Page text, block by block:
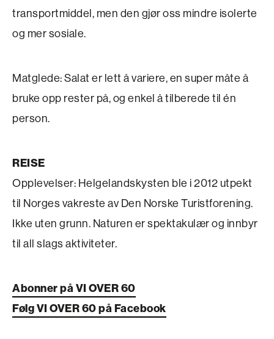
transportmiddel, men den gjør oss mindre isolerte
og mer sosiale.
Matglede: Salat er lett å variere, en super måte å
bruke opp rester på, og enkel å tilberede til én
person.
REISE
Opplevelser: Helgelandskysten ble i 2012 utpekt
til Norges vakreste av Den Norske Turistforening.
Ikke uten grunn. Naturen er spektakulær og innbyr
til all slags aktiviteter.
Abonner på VI OVER 60
Følg VI OVER 60 på Facebook